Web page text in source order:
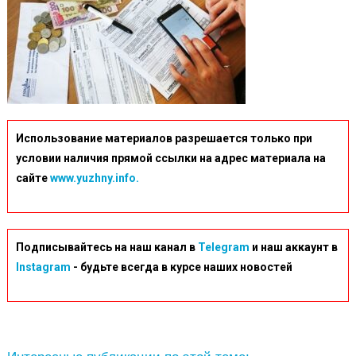
Использование материалов разрешается только при
условии наличия прямой ссылки на адрес материала на
сайтеwww.yuzhny.info.
Подписывайтесь на наш канал в Telegram и наш аккаунт в
Instagram - будьте всегда в курсе наших новостей